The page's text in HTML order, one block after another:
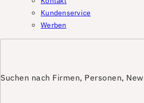
Kundenservice
Werben
Suchen nach Firmen, Personen,